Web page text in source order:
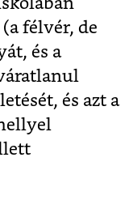
félvér, de
és a
és azt a